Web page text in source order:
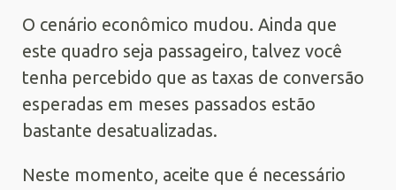
O cenário econômico mudou. Ainda que
este quadro seja passageiro, talvez você
tenha percebido que as taxas de conversão
esperadas em meses passados estão
bastante desatualizadas.
Neste momento, aceite que é necessário